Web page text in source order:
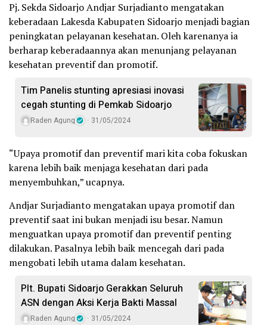
Pj. Sekda Sidoarjo Andjar Surjadianto mengatakan
keberadaan Lakesda Kabupaten Sidoarjo menjadi bagian
peningkatan pelayanan kesehatan. Oleh karenanya ia
berharap keberadaannya akan menunjang pelayanan
kesehatan preventif dan promotif.
Tim Panelis stunting apresiasi inovasi
cegah stunting di Pemkab Sidoarjo
Raden Agung 31/05/2024
“Upaya promotif dan preventif mari kita coba fokuskan
karena lebih baik menjaga kesehatan dari pada
menyembuhkan,” ucapnya.
Andjar Surjadianto mengatakan upaya promotif dan
preventif saat ini bukan menjadi isu besar. Namun
menguatkan upaya promotif dan preventif penting
dilakukan. Pasalnya lebih baik mencegah dari pada
mengobati lebih utama dalam kesehatan.
Plt. Bupati Sidoarjo Gerakkan Seluruh
ASN dengan Aksi Kerja Bakti Massal
Raden Agung 31/05/2024